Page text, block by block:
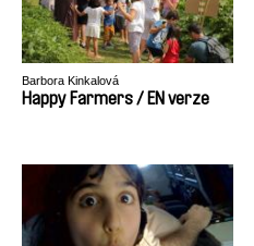
Barbora Kinkalová
Happy Farmers / EN verze